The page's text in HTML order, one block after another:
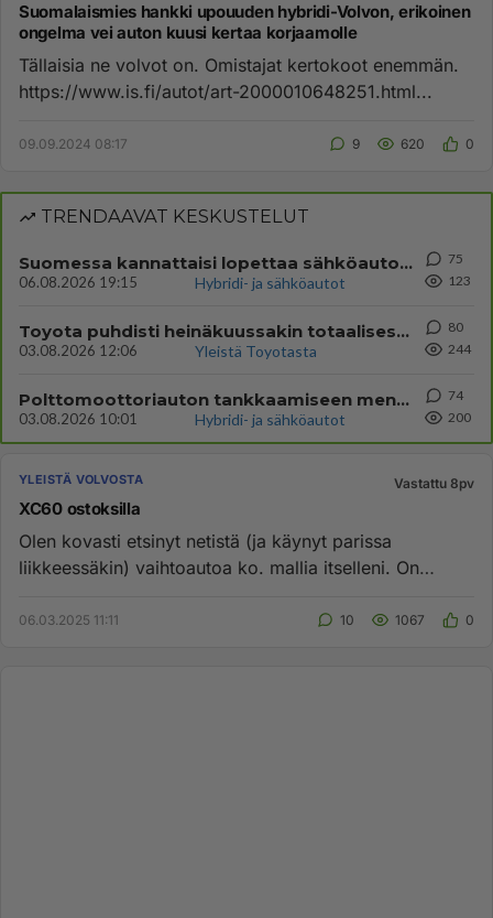
Suomalaismies hankki upouuden hybridi-Volvon, erikoinen
ongelma vei auton kuusi kertaa korjaamolle
Tällaisia ne volvot on. Omistajat kertokoot enemmän.
https://www.is.fi/autot/art-2000010648251.html...
09.09.2024 08:17 9 620 0
TRENDAAVAT KESKUSTELUT
Suomessa kannattaisi lopettaa sähköautovouhotus
06.08.2026 19:15 Hybridi- ja sähköautot
75
123
Toyota puhdisti heinäkuussakin totaalisesti pöydän jälleen kerran Suomen ensirekisteröinneissä!
03.08.2026 12:06 Yleistä Toyotasta
80
244
Polttomoottoriauton tankkaamiseen menee 200 000 kilometrin matkalla 25 000 euroa enemmän kuin...
03.08.2026 10:01 Hybridi- ja sähköautot
74
200
YLEISTÄ VOLVOSTA Vastattu 8pv
XC60 ostoksilla
Olen kovasti etsinyt netistä (ja käynyt parissa
liikkeessäkin) vaihtoautoa ko. mallia itselleni. On
06.03.2025 11:11 10 1067 0